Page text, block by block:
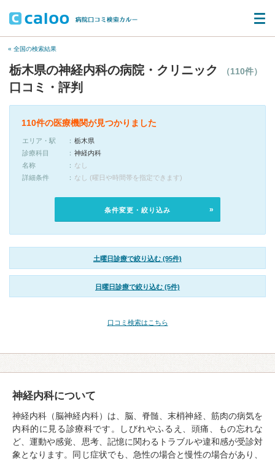
« 全国の検索結果
栃木県の神経内科の病院・クリニック （110件）
口コミ・評判
110件の医療機関が見つかりました
エリア・駅
栃木県
診療科目
神経内科
名称
なし
詳細条件
なし (曜日や時間帯を指定できます)
条件変更・絞り込み
土曜日診療で絞り込む (95件)
日曜日診療で絞り込む (5件)
口コミ検索はこちら
神経内科について
神経内科（脳神経内科）は、脳、脊髄、末梢神経、筋肉の病気を
内科的に見る診療科です。しびれやふるえ、頭痛、もの忘れな
ど、運動や感覚、思考、記憶に関わるトラブルや違和感が受診対
象となります。同じ症状でも、急性の場合と慢性の場合があり、